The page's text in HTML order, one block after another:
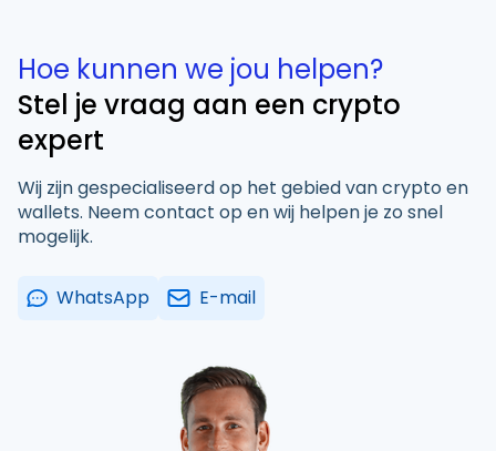
Hoe kunnen we jou helpen?
Stel je vraag aan een crypto
expert
Wij zijn gespecialiseerd op het gebied van crypto en
wallets. Neem contact op en wij helpen je zo snel
mogelijk.
WhatsApp E-mail